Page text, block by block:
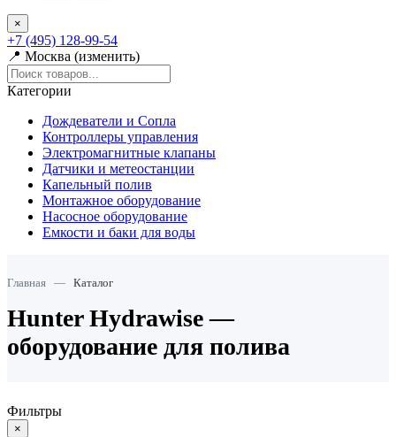
×
+7 (495) 128-99-54
📍 Москва (изменить)
Категории
Дождеватели и Сопла
Контроллеры управления
Электромагнитные клапаны
Датчики и метеостанции
Капельный полив
Монтажное оборудование
Насосное оборудование
Емкости и баки для воды
Главная — Каталог
Hunter Hydrawise —
оборудование для полива
Фильтры
×